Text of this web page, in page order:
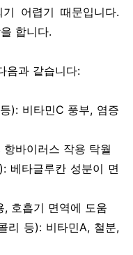
어렵기 때문입니다.
합니다.
음과 같습니다:
비타민C 풍부, 염증
바이러스 작용 탁월
타글루칸 성분이 면
흡기 면역에 도움
등): 비타민A, 철분,